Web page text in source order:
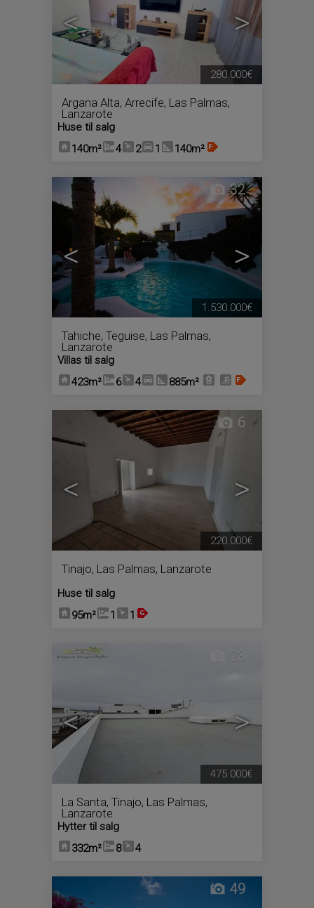
< >
Argana Alta, Arrecife, Las Palmas,
Lanzarote
Huse til salg
140m²
4 2 1 140m²
280.000€
< >
32
Tahiche, Teguise, Las Palmas,
Lanzarote
Villas til salg
423m²
6 4 885m²
1.530.000€
< >
6
Tinajo, Las Palmas, Lanzarote
Huse til salg
95m²
1 1
220.000€
< >
23
La Santa, Tinajo, Las Palmas,
Lanzarote
Hytter til salg
332m²
8 4
475.000€
49